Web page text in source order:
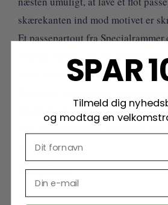
skærekanten ind mod motivet er
Et passepartout fra
kraftigt stykke pap og leveres som
hvidt. Du finder alle vores
Teaktræramme finer, godt til
ud fra væggen.
Rengøring
Selve rammen skal blot støves af
SPAR
Tilmeld dig
og modtag en